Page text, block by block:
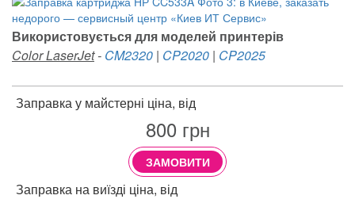
Використовується для моделей принтерів
Color LaserJet - CM2320 | CP2020 | CP2025
Заправка у майстерні ціна, від
800грн
ЗАМОВИТИ
Заправка на виїзді ціна, від